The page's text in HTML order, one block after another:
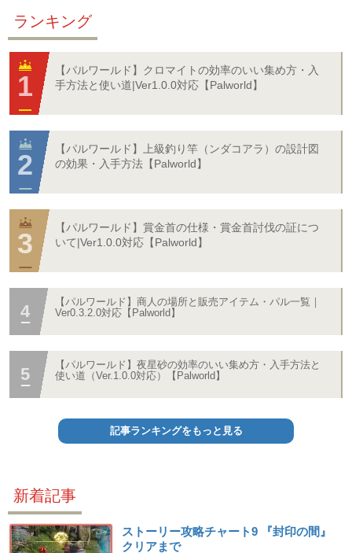
ランキング
【パルワールド】クロマイトの効率のいい集め方・入
手方法と使い道|Ver1.0.0対応【Palworld】
【パルワールド】上級釣り竿（ンダコアラ）の設計図
の効果・入手方法【Palworld】
【パルワールド】賞金首の仕様・賞金首討伐の証につ
いて|Ver1.0.0対応【Palworld】
【パルワールド】商人の場所と販売アイテム・パル一覧｜
Ver0.3.2.0対応【Palworld】
【パルワールド】夜星砂の効率のいい集め方・入手方法と
使い道（Ver.1.0.0対応）【Palworld】
記事ランキングをもっと見る
新着記事
ストーリー攻略チャート9 『封印の間』
クリアまで